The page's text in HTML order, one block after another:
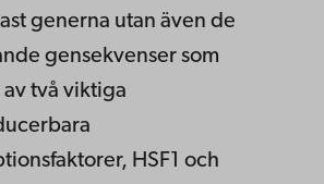
generna utan även de
gensekvenser som
två viktiga
HSF1 och